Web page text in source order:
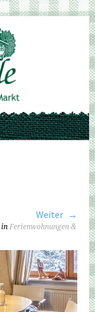
Weiter
inFerienwohnungen &